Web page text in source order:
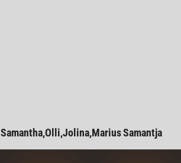
Samantha,Olli,Jolina,MariusSamantja